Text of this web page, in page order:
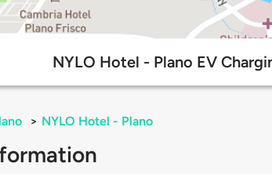
NYLO Hotel - Plano EV
> NYLO Hotel - Plano